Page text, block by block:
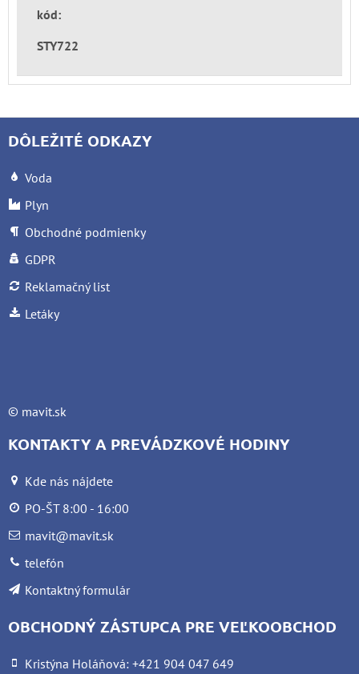
kód:
STY722
DÔLEŽITÉ ODKAZY
Voda
Plyn
Obchodné podmienky
GDPR
Reklamačný list
Letáky
© mavit.sk
KONTAKTY A PREVÁDZKOVÉ HODINY
Kde nás nájdete
PO-ŠT 8:00 - 16:00
mavit@mavit.sk
telefón
Kontaktný formulár
OBCHODNÝ ZÁSTUPCA PRE VEĽKOOBCHOD
Kristýna Holáňová: +421 904 047 649